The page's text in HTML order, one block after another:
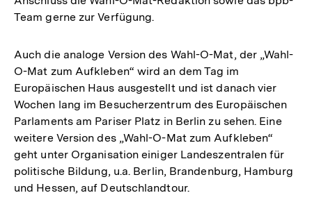
Team gerne zur Verfügung.
Auch die analoge Version des Wahl-O-Mat, der „Wahl-
O-Mat zum Aufkleben“ wird an dem Tag im
Europäischen Haus ausgestellt und ist danach vier
Wochen lang im Besucherzentrum des Europäischen
Parlaments am Pariser Platz in Berlin zu sehen. Eine
weitere Version des „Wahl-O-Mat zum Aufkleben“
geht unter Organisation einiger Landeszentralen für
politische Bildung, u.a. Berlin, Brandenburg, Hamburg
und Hessen, auf Deutschlandtour.